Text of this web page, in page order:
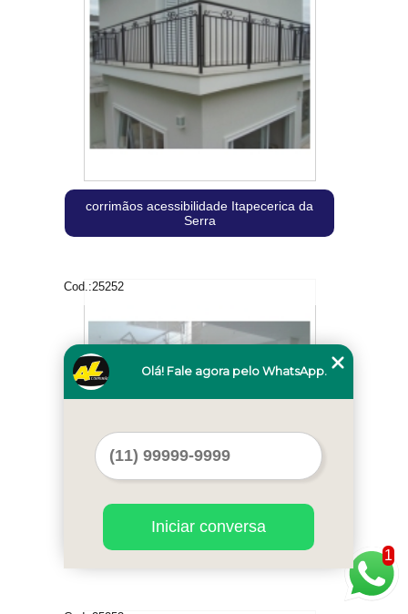
corrimãos acessibilidade Itapecerica da
Serra
Cod.:25252
corrimãos rampa acessibilidade cadeirante
Moema
1
Olá! Fale agora pelo WhatsApp.
Iniciar conversa